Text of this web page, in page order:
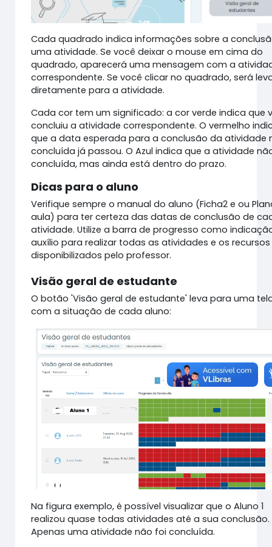
Cada quadrado indica informações sobre a
uma atividade. Se você deixar o mouse em cima do
quadrado, aparecerá uma mensagem com a
correspondente. Se você clicar no quadrado, será
diretamente para a atividade.
Cada cor tem um significado: a cor verde indica que
concluiu a atividade correspondente. O vermelho
que a data esperada para a conclusão da atividade
concluída já passou. O Azul indica que a atividade
concluída, mas ainda está dentro do prazo.
Dicas para o aluno
Verifique sempre o manual do aluno (Ficha2 e ou
aula) para ter certeza das datas de conclusão de
atividade. Utilize a barra de progresso como
auxílio para realizar todas as atividades e os recursos
disponibilizados pelo professor.
Visão geral de estudante
O botão 'Visão geral de estudante' leva para uma
com a situação de cada aluno:
Na figura exemplo, é possível visualizar que o Aluno 1
realizou quase todas atividades até a sua conclusão.
Apenas uma atividade não foi concluída.